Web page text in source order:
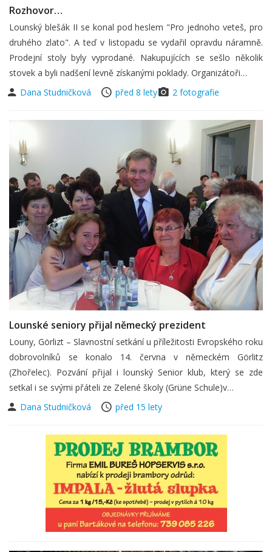
Rozhovor…
Lounský blešák II se konal pod heslem "Pro jednoho veteš, pro
druhého zlato". A teď v listopadu se vydařil opravdu náramně.
Prodejní stoly byly vyprodané. Nakupujících se sešlo několik
stovek a byli nadšení levně získanými poklady. Organizátoři…
Dana Studničková
před 8 lety 2 fotografie
Lounské seniory přijal německý prezident
Louny, Görlizt – Slavnostní setkání u příležitosti Evropského roku
dobrovolníků se konalo 14. června v německém Görlitz
(Zhořelec). Pozvání přijal i lounský Senior klub, který se zde
setkal i se svými přáteli ze Zelené školy (Grüne Schule)v…
Dana Studničková
před 15 lety